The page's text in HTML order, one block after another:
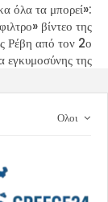
όλα τα μπορεί»:
βίντεο της
Ρέβη από τον 2ο
εγκυμοσύνης της
Ολοι